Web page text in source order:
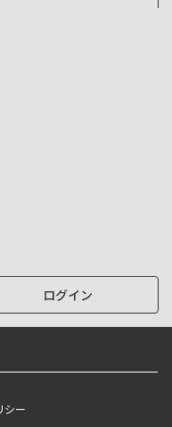
ログイン
シー